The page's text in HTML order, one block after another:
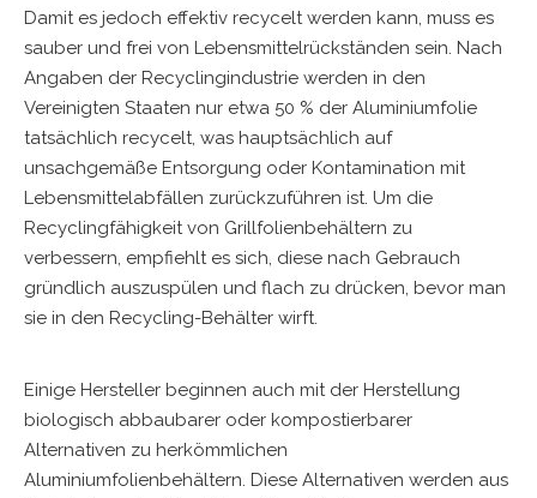
Damit es jedoch effektiv recycelt werden kann, muss es
sauber und frei von Lebensmittelrückständen sein. Nach
Angaben der Recyclingindustrie werden in den
Vereinigten Staaten nur etwa 50 % der Aluminiumfolie
tatsächlich recycelt, was hauptsächlich auf
unsachgemäße Entsorgung oder Kontamination mit
Lebensmittelabfällen zurückzuführen ist. Um die
Recyclingfähigkeit von Grillfolienbehältern zu
verbessern, empfiehlt es sich, diese nach Gebrauch
gründlich auszuspülen und flach zu drücken, bevor man
sie in den Recycling-Behälter wirft.
Einige Hersteller beginnen auch mit der Herstellung
biologisch abbaubarer oder kompostierbarer
Alternativen zu herkömmlichen
Aluminiumfolienbehältern. Diese Alternativen werden aus